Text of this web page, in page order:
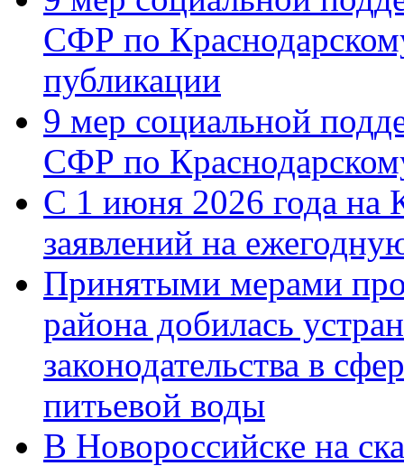
СФР по
публикации
9 мер социальной
СФР по
С 1 июня 2026 года на
заявлений на
Принятыми мерами
района добилась
законодательства в
питьевой воды
В Новороссийске на